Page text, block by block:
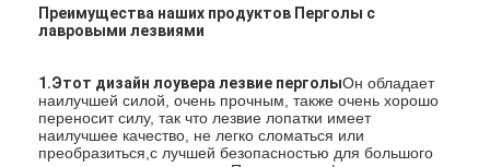
Новости
Поговорите сейчас
Преимущества наших продуктов Перголы с
лавровыми лезвиями
1.Этот дизайн лоувера лезвие перголыОн обладает
наилучшей силой, очень прочным, также очень хорошо
переносит силу, так что лезвие лопатки имеет
наилучшее качество, не легко сломаться или
преобразиться,с лучшей безопасностью для большого